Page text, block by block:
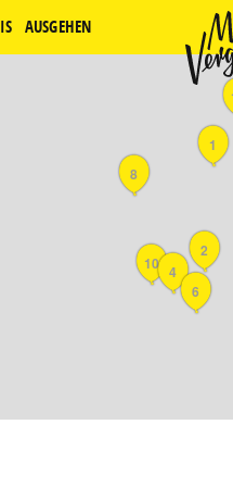
AUSGEHEN
4
10
2
8
1
6